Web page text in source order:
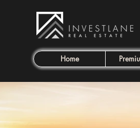
Home